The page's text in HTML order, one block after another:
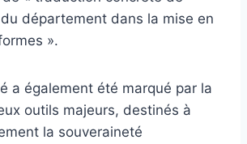
du département dans la mise en
».
a également été marqué par la
outils majeurs, destinés à
la souveraineté